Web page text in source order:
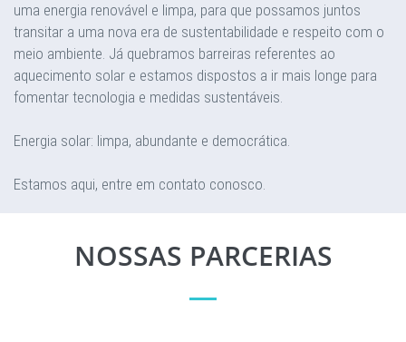
uma energia renovável e limpa, para que possamos juntos
transitar a uma nova era de sustentabilidade e respeito com o
meio ambiente. Já quebramos barreiras referentes ao
aquecimento solar e estamos dispostos a ir mais longe para
fomentar tecnologia e medidas sustentáveis.
Energia solar: limpa, abundante e democrática.
Estamos aqui, entre em contato conosco.
NOSSAS PARCERIAS